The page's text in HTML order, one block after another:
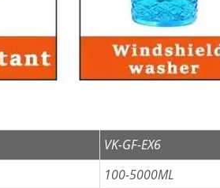
VK-GF-EX6
100-5000ML